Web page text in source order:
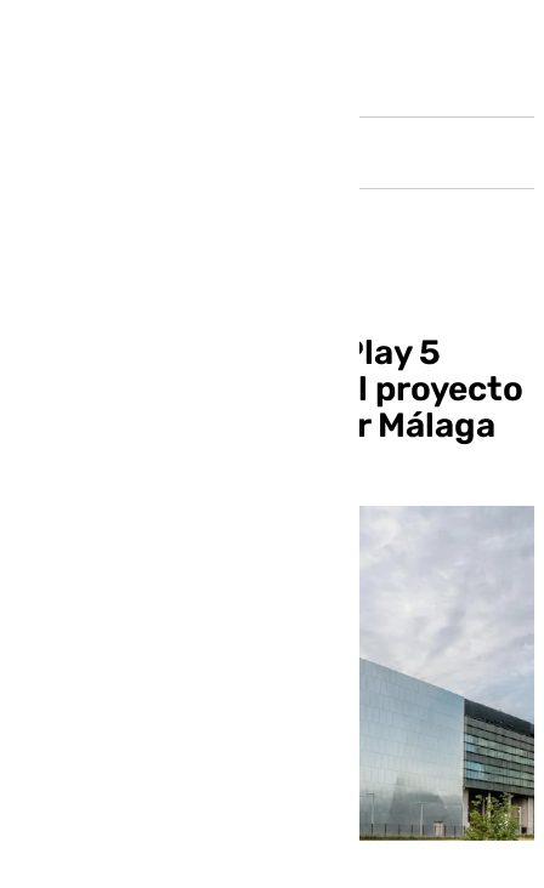
Tu nuevo coche y tu Play 5
dependen del IMEC, el proyecto
que pretende cambiar Málaga